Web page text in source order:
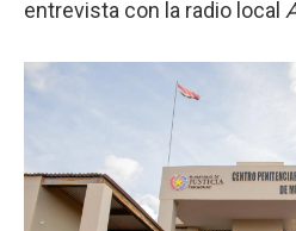
entrevista con la radio local